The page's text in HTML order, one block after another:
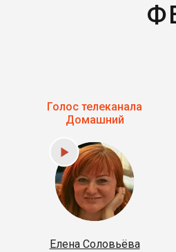
Голос телеканала
Домашний
Елена Соловьёва